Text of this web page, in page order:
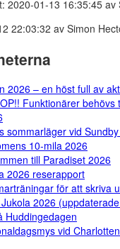
2020-01-13 16:35:45 av
22:03:32 av Simon
2026 – en höst full av
Funktionärer
sommarläger vid
10-mila 2026
till Paradiset 2026
2026 reserapport
för att skriva
2026
Huddingedagen
vid